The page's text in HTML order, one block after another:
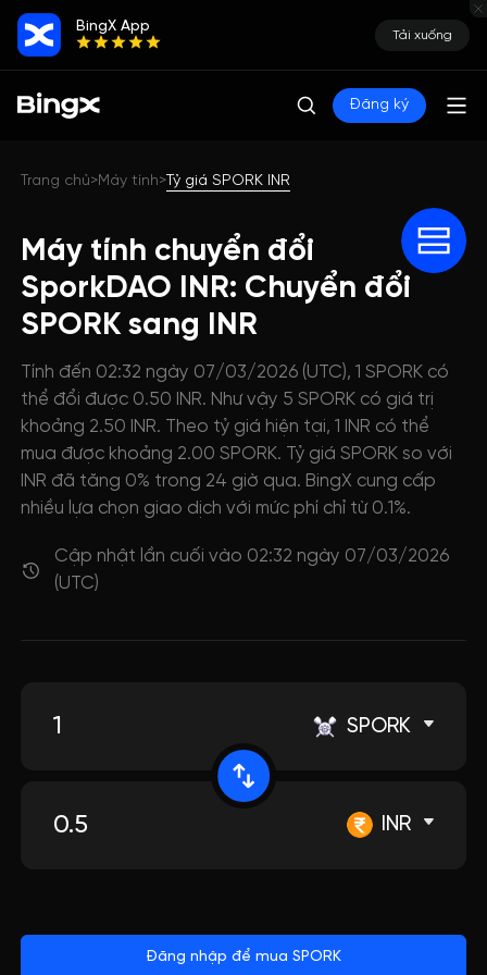
BingX App
Tải xuống
Đăng ký
Trang chủ>Máy tính>Tỷ giá SPORK INR
Máy tính chuyển đổi
SporkDAO INR: Chuyển đổi
SPORK sang INR
Tính đến 02:32 ngày 07/03/2026 (UTC), 1 SPORK có
thể đổi được 0.50 INR. Như vậy 5 SPORK có giá trị
khoảng 2.50 INR. Theo tỷ giá hiện tại, 1 INR có thể
mua được khoảng 2.00 SPORK. Tỷ giá SPORK so với
INR đã tăng 0% trong 24 giờ qua. BingX cung cấp
nhiều lựa chọn giao dịch với mức phí chỉ từ 0.1%.
Cập nhật lần cuối vào 02:32 ngày 07/03/2026
(UTC)
SPORK
INR
Đăng nhập để mua SPORK